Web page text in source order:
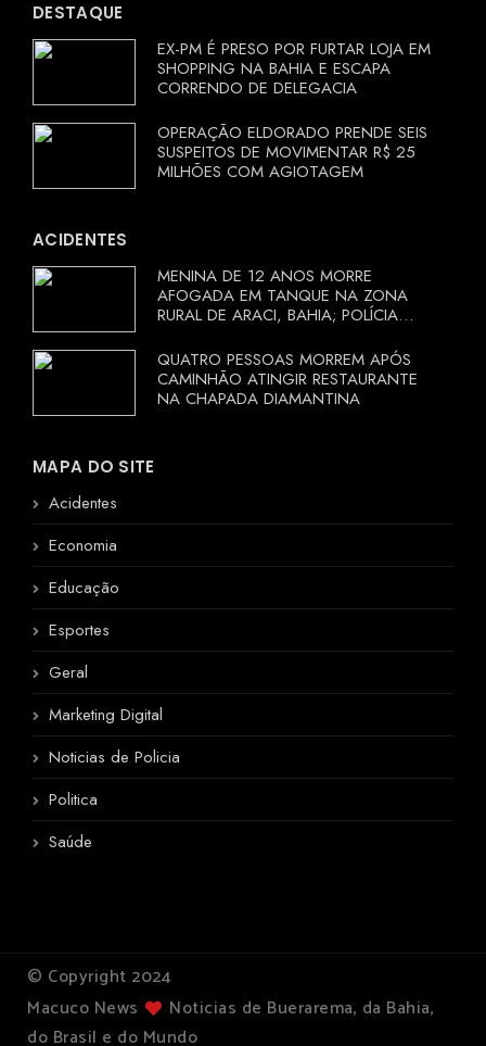
DESTAQUE
EX-PM É PRESO POR FURTAR LOJA EM
SHOPPING NA BAHIA E ESCAPA
CORRENDO DE DELEGACIA
OPERAÇÃO ELDORADO PRENDE SEIS
SUSPEITOS DE MOVIMENTAR R$ 25
MILHÕES COM AGIOTAGEM
ACIDENTES
MENINA DE 12 ANOS MORRE
AFOGADA EM TANQUE NA ZONA
RURAL DE ARACI, BAHIA; POLÍCIA
QUATRO PESSOAS MORREM APÓS
CAMINHÃO ATINGIR RESTAURANTE
NA CHAPADA DIAMANTINA
MAPA DO SITE
Acidentes
Economia
Educação
Esportes
Geral
Marketing Digital
Noticias de Policia
Politica
Saúde
© Copyright 2024
Macuco News
Noticias de Buerarema, da Bahia,
do Brasil e do Mundo